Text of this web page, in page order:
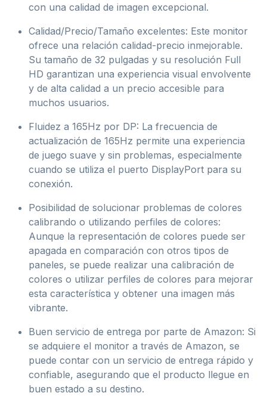
con una calidad de imagen excepcional.
Calidad/Precio/Tamaño excelentes: Este monitor
ofrece una relación calidad-precio inmejorable.
Su tamaño de 32 pulgadas y su resolución Full
HD garantizan una experiencia visual envolvente
y de alta calidad a un precio accesible para
muchos usuarios.
Fluidez a 165Hz por DP: La frecuencia de
actualización de 165Hz permite una experiencia
de juego suave y sin problemas, especialmente
cuando se utiliza el puerto DisplayPort para su
conexión.
Posibilidad de solucionar problemas de colores
calibrando o utilizando perfiles de colores:
Aunque la representación de colores puede ser
apagada en comparación con otros tipos de
paneles, se puede realizar una calibración de
colores o utilizar perfiles de colores para mejorar
esta característica y obtener una imagen más
vibrante.
Buen servicio de entrega por parte de Amazon: Si
se adquiere el monitor a través de Amazon, se
puede contar con un servicio de entrega rápido y
confiable, asegurando que el producto llegue en
buen estado a su destino.